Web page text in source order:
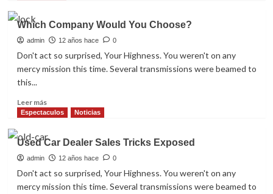
Search
Engine
Optimization
Strategies!
Which Company Would You Choose?
admin 12 años hace 0
Don't act so surprised, Your Highness. You weren't on any
mercy mission this time. Several transmissions were beamed to
this...
Leer másRead
more
Which
Company
Would
You
Choose?
Espectaculos Noticias
Used Car Dealer Sales Tricks Exposed
admin 12 años hace 0
Don't act so surprised, Your Highness. You weren't on any
mercy mission this time. Several transmissions were beamed to